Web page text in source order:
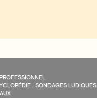
· SONDAGES LUDIQUES